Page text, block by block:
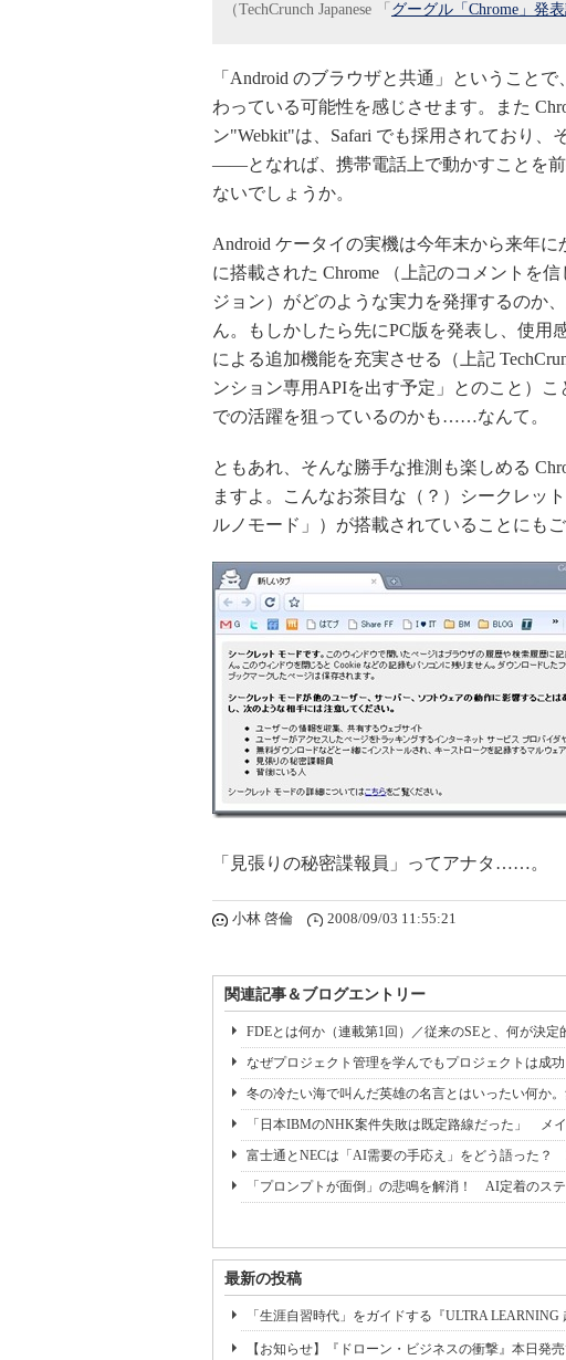
（TechCrunch Japanese 「 グーグル「Chrome」発
「Android のブラウザと共通」ということ
わっている可能性を感じさせます。また
ン"Webkit"は、Safari でも採用されており、
――となれば、携帯電話上で動かすことを
ないでしょうか。
Android ケータイの実機は今年末から来年
に搭載された Chrome （上記のコメントを
ジョン）がどのような実力を発揮するのか
ん。もしかしたら先にPC版を発表し、使用
による追加機能を充実させる（上記
ンション専用APIを出す予定」とのこと）
での活躍を狙っているのかも……なんて。
ともあれ、そんな勝手な推測も楽しめる
ますよ。こんなお茶目な（？）シークレッ
ルノモード」）が搭載されていることにもご
「見張りの秘密諜報員」ってアナタ……。
小林 啓倫 2008/09/03 11:55:21
関連記事＆ブログエントリー
FDEとは何か（連載第1回）／従来のSEと、何が決定
なぜプロジェクト管理を学んでもプロジェクトは成
冬の冷たい海で叫んだ英雄の名言とはいったい何か
「日本IBMのNHK案件失敗は既定路線だった」 メ
富士通とNECは「AI需要の手応え」をどう語った？
「プロンプトが面倒」の悲鳴を解消！ AI定着のス
最新の投稿
「生涯自習時代」をガイドする『ULTRA LEARNING
【お知らせ】『ドローン・ビジネスの衝撃』本日発売